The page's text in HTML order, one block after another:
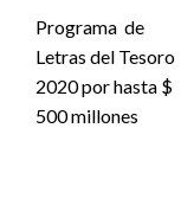
Programa de
Letras del Tesoro
2020 por hasta $
500 millones